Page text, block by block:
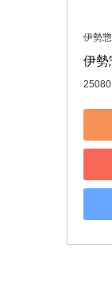
伊勢惣
伊勢
25080